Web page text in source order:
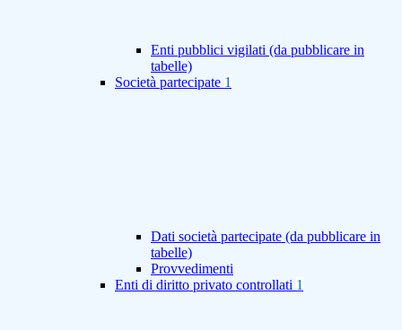
Enti pubblici vigilati (da pubblicare in
tabelle)
Società partecipate 1
Dati società partecipate (da pubblicare in
tabelle)
Provvedimenti
Enti di diritto privato controllati 1